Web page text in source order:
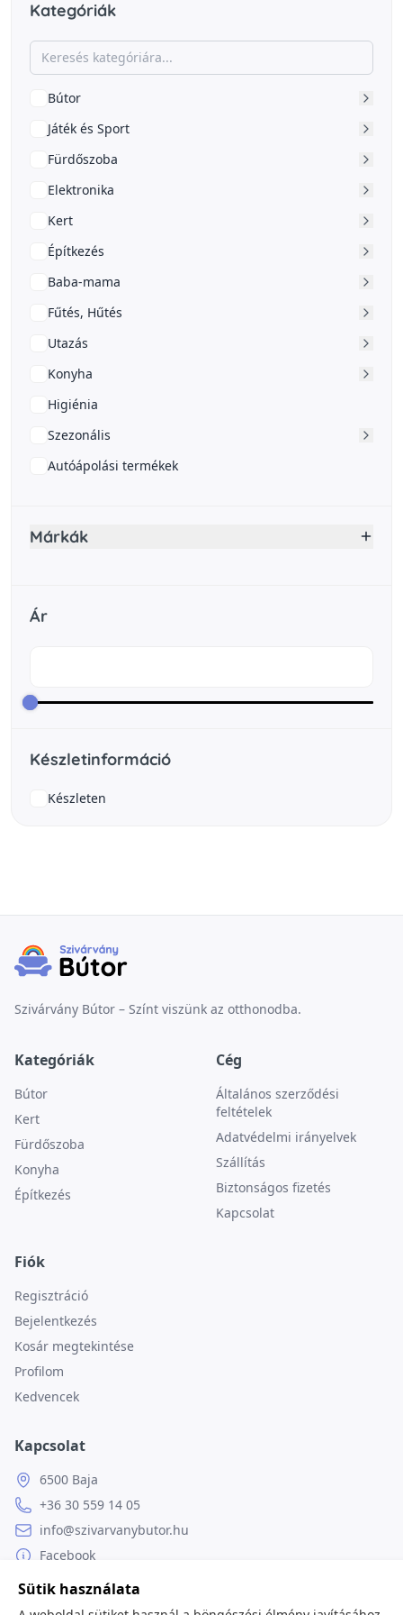
Kategóriák
Bútor
Játék és Sport
Fürdőszoba
Elektronika
Kert
Építkezés
Baba-mama
Fűtés, Hűtés
Utazás
Konyha
Higiénia
Szezonális
Autóápolási termékek
Márkák
Ár
Készletinformáció
Készleten
Szivárvány Bútor – Színt viszünk az otthonodba.
Kategóriák
Bútor
Kert
Fürdőszoba
Konyha
Építkezés
Cég
Általános szerződési
feltételek
Adatvédelmi irányelvek
Szállítás
Biztonságos fizetés
Kapcsolat
Fiók
Regisztráció
Bejelentkezés
Kosár megtekintése
Profilom
Kedvencek
Kapcsolat
6500 Baja
+36 30 559 14 05
info@szivarvanybutor.hu
Facebook
Weboldal
Sütik használata